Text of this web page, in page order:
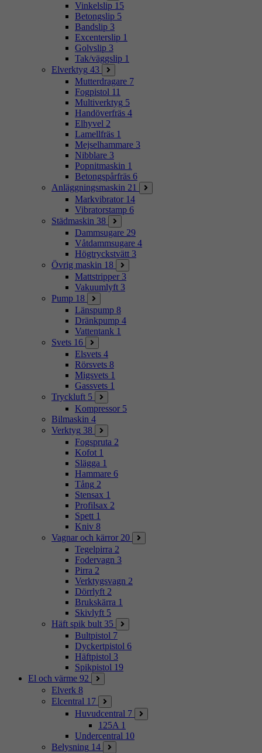
Vinkelslip 15
Betongslip 5
Bandslip 3
Excenterslip 1
Golvslip 3
Tak/väggslip 1
Elverktyg 43
Mutterdragare 7
Fogpistol 11
Multiverktyg 5
Handöverfräs 4
Elhyvel 2
Lamellfräs 1
Mejselhammare 3
Nibblare 3
Popnitmaskin 1
Betongspårfräs 6
Anläggningsmaskin 21
Markvibrator 14
Vibratorstamp 6
Städmaskin 38
Dammsugare 29
Våtdammsugare 4
Högtryckstvätt 3
Övrig maskin 18
Mattstripper 3
Vakuumlyft 3
Pump 18
Länspump 8
Dränkpump 4
Vattentank 1
Svets 16
Elsvets 4
Rörsvets 8
Migsvets 1
Gassvets 1
Tryckluft 5
Kompressor 5
Bilmaskin 4
Verktyg 38
Fogspruta 2
Kofot 1
Slägga 1
Hammare 6
Tång 2
Stensax 1
Profilsax 2
Spett 1
Kniv 8
Vagnar och kärror 20
Tegelpirra 2
Fodervagn 3
Pirra 2
Verktygsvagn 2
Dörrlyft 2
Brukskärra 1
Skivlyft 5
Häft spik bult 35
Bultpistol 7
Dyckertpistol 6
Häftpistol 3
Spikpistol 19
El och värme 92
Elverk 8
Elcentral 17
Huvudcentral 7
125A 1
Undercentral 10
Belysning 14